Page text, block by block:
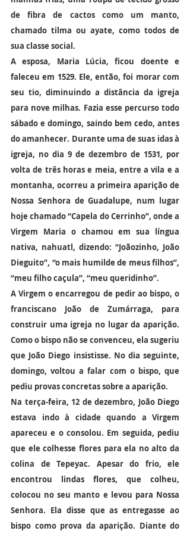
de fibra de cactos como um manto,
chamado tilma ou ayate, como todos de
sua classe social.
A esposa, Maria Lúcia, ficou doente e
faleceu em 1529. Ele, então, foi morar com
seu tio, diminuindo a distância da igreja
para nove milhas. Fazia esse percurso todo
sábado e domingo, saindo bem cedo, antes
do amanhecer. Durante uma de suas idas à
igreja, no dia 9 de dezembro de 1531, por
volta de três horas e meia, entre a vila e a
montanha, ocorreu a primeira aparição de
Nossa Senhora de Guadalupe, num lugar
hoje chamado “Capela do Cerrinho”, onde a
Virgem Maria o chamou em sua língua
nativa, nahuatl, dizendo: “Joãozinho, João
Dieguito”, “o mais humilde de meus filhos”,
“meu filho caçula”, “meu queridinho”.
A Virgem o encarregou de pedir ao bispo, o
franciscano João de Zumárraga, para
construir uma igreja no lugar da aparição.
Como o bispo não se convenceu, ela sugeriu
que João Diego insistisse. No dia seguinte,
domingo, voltou a falar com o bispo, que
pediu provas concretas sobre a aparição.
Na terça-feira, 12 de dezembro, João Diego
estava indo à cidade quando a Virgem
apareceu e o consolou. Em seguida, pediu
que ele colhesse flores para ela no alto da
colina de Tepeyac. Apesar do frio, ele
encontrou lindas flores, que colheu,
colocou no seu manto e levou para Nossa
Senhora. Ela disse que as entregasse ao
bispo como prova da aparição. Diante do